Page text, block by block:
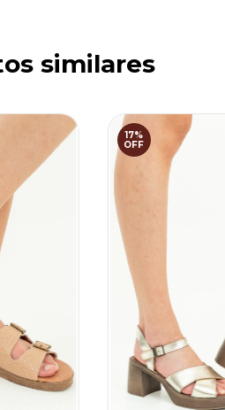
similares
17%
OFF